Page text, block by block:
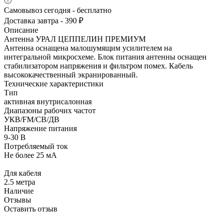
Самовывоз сегодня - бесплатно
Доставка завтра - 390 ₽
Описание
Антенна УРАЛ ЦЕППЕЛИН ПРЕМИУМ
Антенна оснащена малошумящим усилителем на
интегральной микросхеме. Блок питания антенны оснащен
стабилизатором напряжения и фильтром помех. Кабель
высококачественный экранированный.
Технические характеристики
Тип
активная внутрисалонная
Диапазоны рабочих частот
УКВ/FM/СВ/ДВ
Напряжение питания
9-30 В
Потребляемый ток
Не более 25 мА
Для кабеля
2.5 метра
Наличие
Отзывы
Оставить отзыв